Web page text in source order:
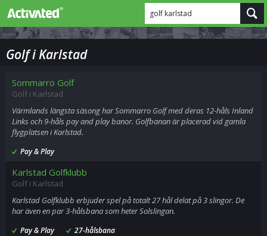
golf karlstad
Golf i Karlstad
Sommarro Golf
Golf i Karlstad
Värmlands längsta säsong har Sommarro Golf med deras 12-håls Inland
Links och 9-håls pay and play banor. Golfbanan är placerad vid gamla
flygplatsen i Karlstad.
Pay & Play
Karlstad Golfklubb
Golf i Karlstad
Karlstad Golfklubb erbjuder spel på totalt 27 hål delat på 3 slingor. De
har även en par 3-hålsbana som heter Solslingan.
Pay & Play 27-hålsbana